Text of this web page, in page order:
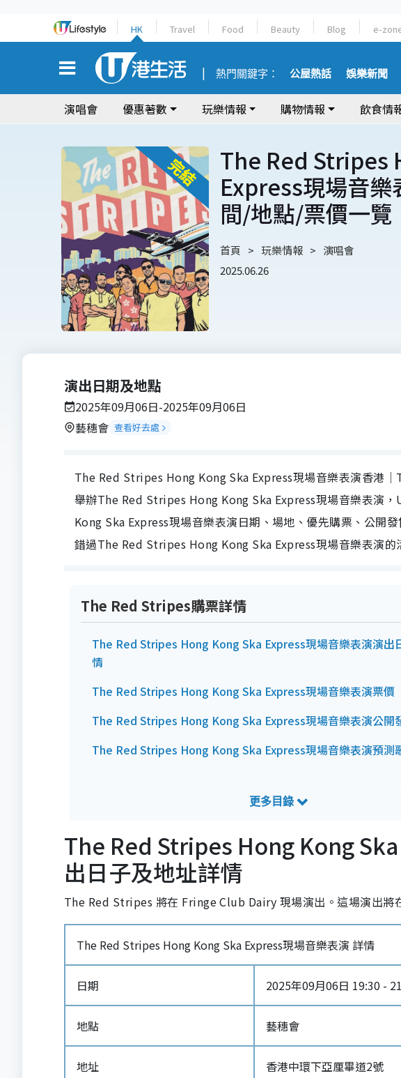
HK Travel Food Beauty Blog e-
熱門關鍵字： 公屋熱話 娛樂新聞
演唱會 優惠著數 玩樂情報 購物情報 飲食情
The Red Stripes
Express現場音
間/地點/票價一覽
首頁 玩樂情報
演唱會
2025.06.26
演出日期及地點
2025年09月06日-2025年09月06日
藝穗會 查看好去處
The Red Stripes Hong Kong Ska Express現場音樂表演香港
舉辦The Red Stripes Hong Kong Ska Express現場音樂表演
Kong Ska Express現場音樂表演日期、場地、優先購票、公開
錯過The Red Stripes Hong Kong Ska Express現場音樂表演的
The Red Stripes購票詳情
The Red Stripes Hong Kong Ska Express現場音樂表演演出
情
The Red Stripes Hong Kong Ska Express現場音樂表演票價
The Red Stripes Hong Kong Ska Express現場音樂表演公開
The Red Stripes Hong Kong Ska Express現場音樂表演預測
The Red Stripes Hong Kong
出日子及地址詳情
The Red Stripes 將在 Fringe Club Dairy 現場演出。這場演出將
The Red Stripes Hong Kong Ska Express現場音樂表演 詳情
日期 2025年09月06日 19:30 -
地點 藝穗會
地址 香港中環下亞厘畢道2號